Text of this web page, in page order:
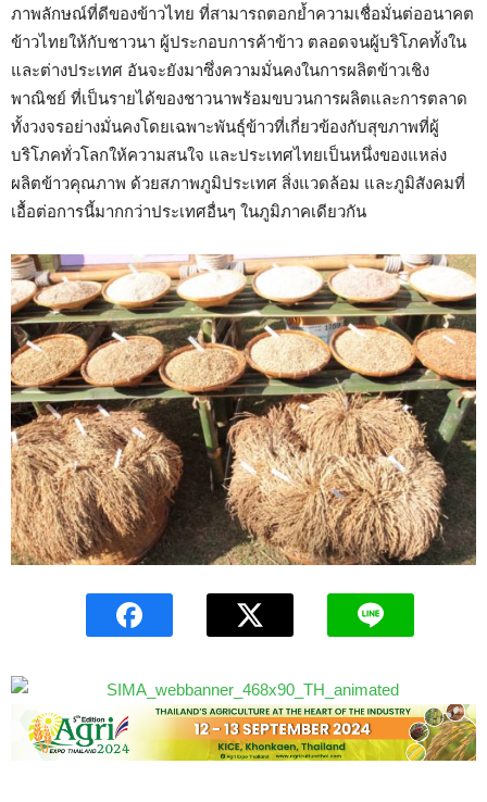
ภาพลักษณ์ที่ดีของข้าวไทย ที่สามารถตอกย้ำความเชื่อมั่นต่ออนาคต
ข้าวไทยให้กับชาวนา ผู้ประกอบการค้าข้าว ตลอดจนผู้บริโภคทั้งใน
และต่างประเทศ อันจะยังมาซึ่งความมั่นคงในการผลิตข้าวเชิง
พาณิชย์ ที่เป็นรายได้ของชาวนาพร้อมขบวนการผลิตและการตลาด
ทั้งวงจรอย่างมั่นคงโดยเฉพาะพันธุ์ข้าวที่เกี่ยวข้องกับสุขภาพที่ผู้
บริโภคทั่วโลกให้ความสนใจ และประเทศไทยเป็นหนึ่งของแหล่ง
ผลิตข้าวคุณภาพ ด้วยสภาพภูมิประเทศ สิ่งแวดล้อม และภูมิสังคมที่
เอื้อต่อการนี้มากกว่าประเทศอื่นๆ ในภูมิภาคเดียวกัน